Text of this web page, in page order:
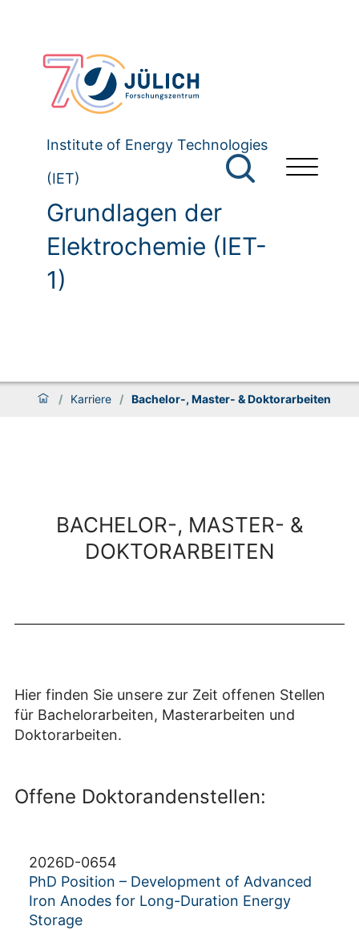
Institute of Energy Technologies
(IET)
Grundlagen der
Elektrochemie (IET-
1)
/ Karriere / Bachelor-, Master- & Doktorarbeiten
BACHELOR-, MASTER- &
DOKTORARBEITEN
Hier finden Sie unsere zur Zeit offenen Stellen
für Bachelorarbeiten, Masterarbeiten und
Doktorarbeiten.
Offene Doktorandenstellen:
2026D-0654
PhD Position – Development of Advanced
Iron Anodes for Long-Duration Energy
Storage